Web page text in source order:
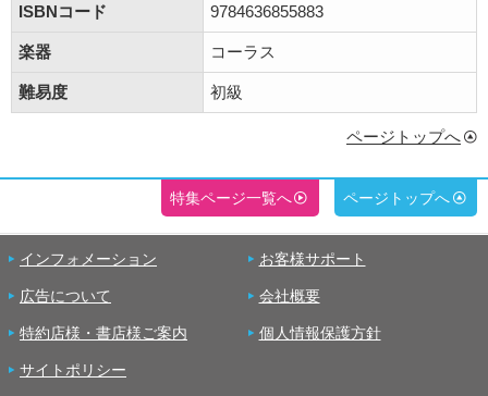
ISBNコード 9784636855883
楽器 コーラス
難易度 初級
ページトップへ
特集ページ一覧へ ページトップへ
インフォメーション お客様サポート
広告について 会社概要
特約店様・書店様ご案内 個人情報保護方針
サイトポリシー